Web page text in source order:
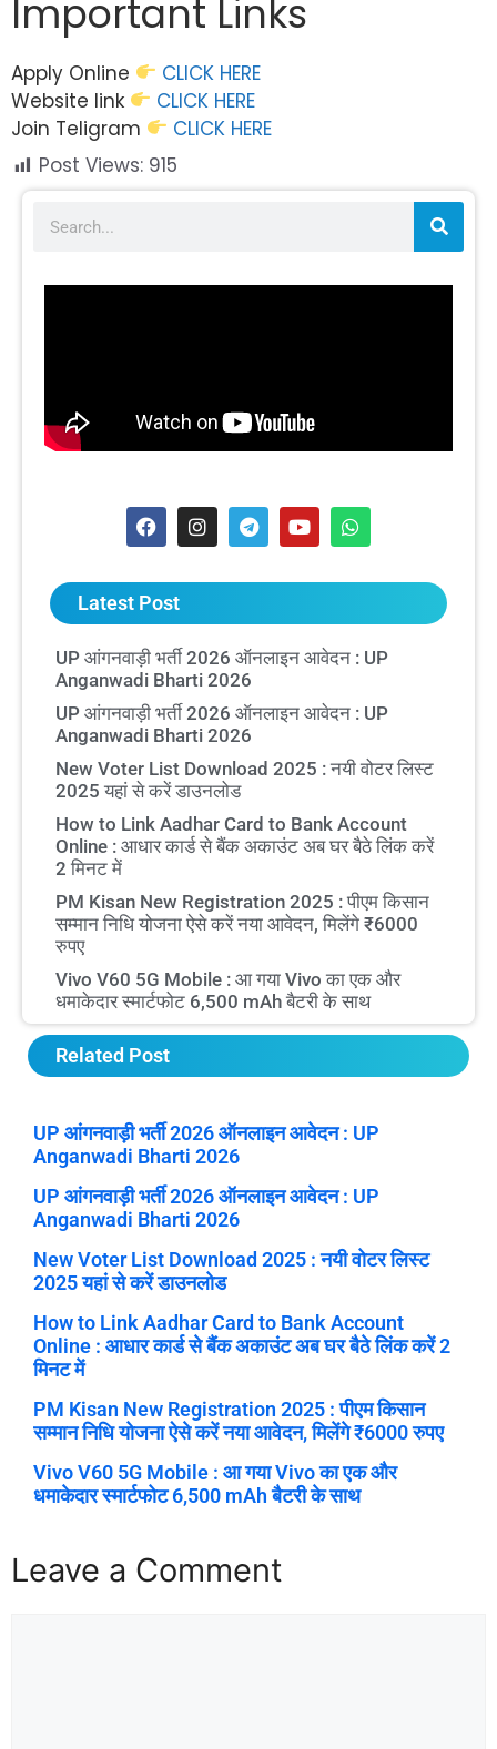
Important Links
Apply Online
CLICK HERE
Website link
CLICK HERE
Join Teligram
CLICK HERE
Post Views: 915
Latest Post
UP आंगनवाड़ी भर्ती 2026 ऑनलाइन आवेदन : UP
Anganwadi Bharti 2026
UP आंगनवाड़ी भर्ती 2026 ऑनलाइन आवेदन : UP
Anganwadi Bharti 2026
New Voter List Download 2025 : नयी वोटर लिस्ट
2025 यहां से करें डाउनलोड
How to Link Aadhar Card to Bank Account
Online : आधार कार्ड से बैंक अकाउंट अब घर बैठे लिंक करें
2 मिनट में
PM Kisan New Registration 2025 : पीएम किसान
सम्मान निधि योजना ऐसे करें नया आवेदन, मिलेंगे ₹6000
रुपए
Vivo V60 5G Mobile : आ गया Vivo का एक और
धमाकेदार स्मार्टफोट 6,500 mAh बैटरी के साथ
Related Post
UP आंगनवाड़ी भर्ती 2026 ऑनलाइन आवेदन : UP
Anganwadi Bharti 2026
UP आंगनवाड़ी भर्ती 2026 ऑनलाइन आवेदन : UP
Anganwadi Bharti 2026
New Voter List Download 2025 : नयी वोटर लिस्ट
2025 यहां से करें डाउनलोड
How to Link Aadhar Card to Bank Account
Online : आधार कार्ड से बैंक अकाउंट अब घर बैठे लिंक करें 2
मिनट में
PM Kisan New Registration 2025 : पीएम किसान
सम्मान निधि योजना ऐसे करें नया आवेदन, मिलेंगे ₹6000 रुपए
Vivo V60 5G Mobile : आ गया Vivo का एक और
धमाकेदार स्मार्टफोट 6,500 mAh बैटरी के साथ
Leave a Comment